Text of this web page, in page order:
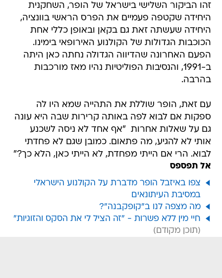
זהו הביקור השלישי בישראל של הופר, השחקנית
היחידה שקטפה פעמיים את הפרס הראשי בוונציה,
היחידה שעשתה זאת גם בקאן ובאופן כללי אחת
הכוכבות הגדולות של הקולנוע האירופאי בימינו.
הפעם האחרונה שהדיווה הגדולה נחתה כאן היתה
ב-1991, והנסיבות הפוליטיות נהיו מאז מורכבות
בהרבה.
עם זאת, הופר שוללת את התהייה שמא היו לה
ספקות אם לבוא לפה באותה קרירות שבה היא עונה
גם על שאלות אחרות  "אף אחד לא ניסה לשכנע
אותי לא להגיע, מה פתאום. כמובן שגם לא פחדתי
לבוא. הרי אם הייתי מפחדת, לא הייתי כאן, הלא כך?"
אל תפספס
צפו באיזבל הופר מדברת על הקולנוע הישראלי
במסיבת העיתונאים
מה מצפה לנו ב"קופקבנה"?
חיי מין ללא פשרות - "זה הציל לי את הסקס והזוגיות"